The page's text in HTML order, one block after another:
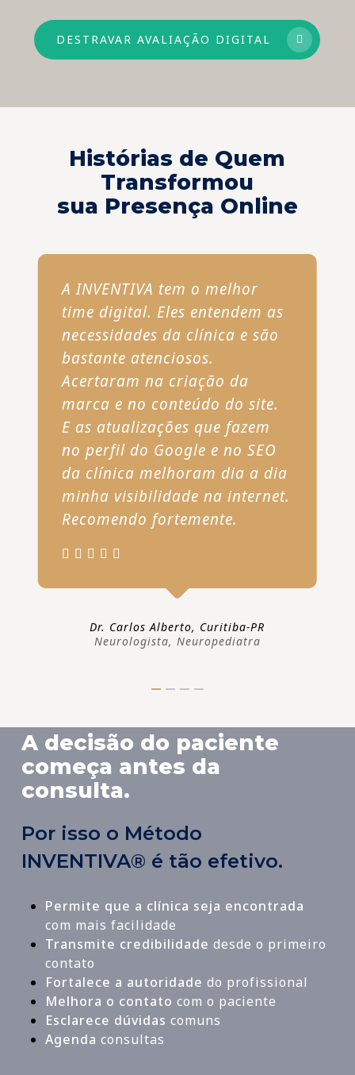
DESTRAVAR AVALIAÇÃO DIGITAL
Histórias de Quem
Transformou
sua Presença Online
A INVENTIVA tem o melhor
time digital. Eles entendem as
necessidades da clínica e são
bastante atenciosos.
Acertaram na criação da
marca e no conteúdo do site.
E as atualizações que fazem
no perfil do Google e no SEO
da clínica melhoram dia a dia
minha visibilidade na internet.
Recomendo fortemente.
Dr. Carlos Alberto, Curitiba-PR
Neurologista, Neuropediatra
A decisão do paciente
começa antes da
consulta.
Por isso o Método
INVENTIVA® é tão efetivo.
Permite que a clínica seja encontrada
com mais facilidade
Transmite credibilidade desde o primeiro
contato
Fortalece a autoridade do profissional
Melhora o contato com o paciente
Esclarece dúvidas comuns
Agenda consultas